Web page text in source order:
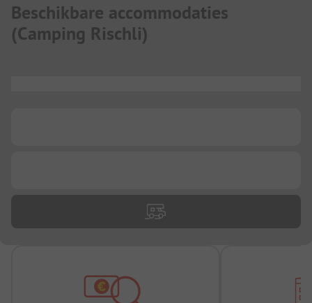
Beschikbare accommodaties
(Camping Rischli)